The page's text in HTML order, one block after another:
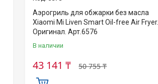
Аэрогриль для обжарки без масла
Xiaomi Mi Liven Smart Oil-free Air Fryer.
Оригинал. Арт.6576
В наличии
50 755 ₸
43 141 ₸